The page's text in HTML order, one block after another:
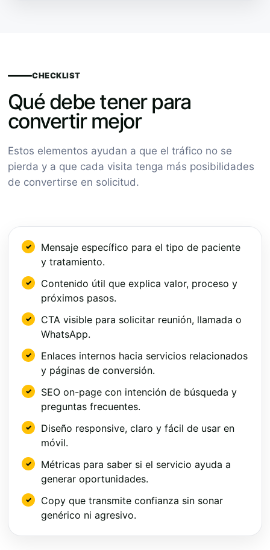
CHECKLIST
Qué debe tener para
convertir mejor
Estos elementos ayudan a que el tráfico no se
pierda y a que cada visita tenga más posibilidades
de convertirse en solicitud.
Mensaje específico para el tipo de paciente
y tratamiento.
Contenido útil que explica valor, proceso y
próximos pasos.
CTA visible para solicitar reunión, llamada o
WhatsApp.
Enlaces internos hacia servicios relacionados
y páginas de conversión.
SEO on-page con intención de búsqueda y
preguntas frecuentes.
Diseño responsive, claro y fácil de usar en
móvil.
Métricas para saber si el servicio ayuda a
generar oportunidades.
Copy que transmite confianza sin sonar
genérico ni agresivo.